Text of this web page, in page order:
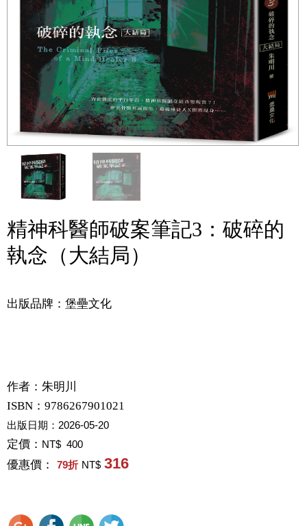
精神科醫師破案筆記3：破碎的
執念（大結局）
出版品牌：堡壘文化
作者： 朱明川
ISBN：9786267901021
出版日期： 2026-05-20
定價： NT$ 400
優惠價： 79折 NT$ 316